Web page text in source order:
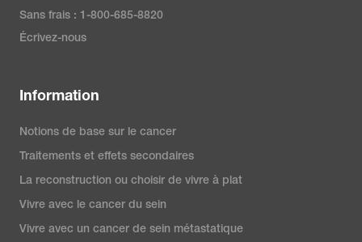
Sans frais : 1-800-685-8820
Écrivez-nous
Information
Notions de base sur le cancer
Traitements et effets secondaires
La reconstruction ou choisir de vivre à plat
Vivre avec le cancer du sein
Vivre avec un cancer de sein métastatique